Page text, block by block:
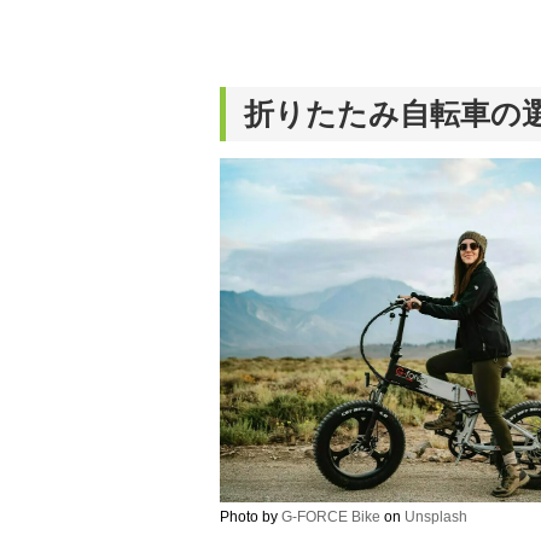
折りたたみ自転車の
Photo by G-FORCE Bike on Unsplash